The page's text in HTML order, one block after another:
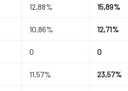
12,88% 15,89%
10,86% 12,71%
0 0
11,57% 23,57%